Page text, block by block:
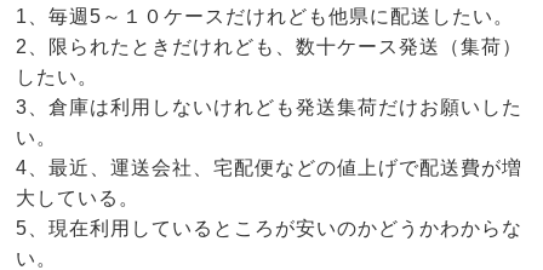
1、毎週5～１０ケースだけれども他県に配送したい。
2、限られたときだけれども、数十ケース発送（集荷）
したい。
3、倉庫は利用しないけれども発送集荷だけお願いした
い。
4、最近、運送会社、宅配便などの値上げで配送費が増
大している。
5、現在利用しているところが安いのかどうかわからな
い。